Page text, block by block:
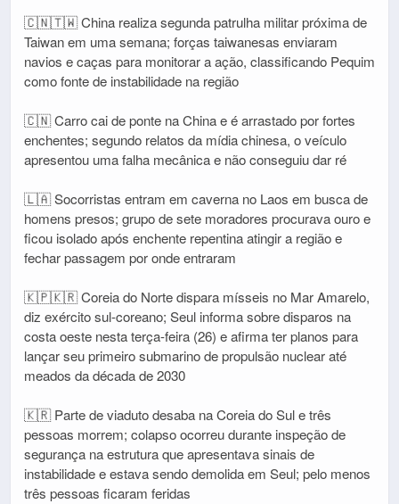
🇨🇳🇹🇼 China realiza segunda patrulha militar próxima de
Taiwan em uma semana; forças taiwanesas enviaram
navios e caças para monitorar a ação, classificando Pequim
como fonte de instabilidade na região
🇨🇳 Carro cai de ponte na China e é arrastado por fortes
enchentes; segundo relatos da mídia chinesa, o veículo
apresentou uma falha mecânica e não conseguiu dar ré
🇱🇦 Socorristas entram em caverna no Laos em busca de
homens presos; grupo de sete moradores procurava ouro e
ficou isolado após enchente repentina atingir a região e
fechar passagem por onde entraram
🇰🇵🇰🇷 Coreia do Norte dispara mísseis no Mar Amarelo,
diz exército sul-coreano; Seul informa sobre disparos na
costa oeste nesta terça-feira (26) e afirma ter planos para
lançar seu primeiro submarino de propulsão nuclear até
meados da década de 2030
🇰🇷 Parte de viaduto desaba na Coreia do Sul e três
pessoas morrem; colapso ocorreu durante inspeção de
segurança na estrutura que apresentava sinais de
instabilidade e estava sendo demolida em Seul; pelo menos
três pessoas ficaram feridas